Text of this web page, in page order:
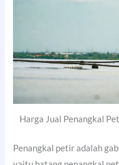
Harga Jual Penangkal
Penangkal petir adalah